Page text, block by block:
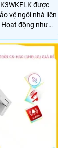
được
vệ ngôi nhà liên
hết các ngôi
siêu sắc nét và
đồng thời đủ
động của con
thủ chủ động